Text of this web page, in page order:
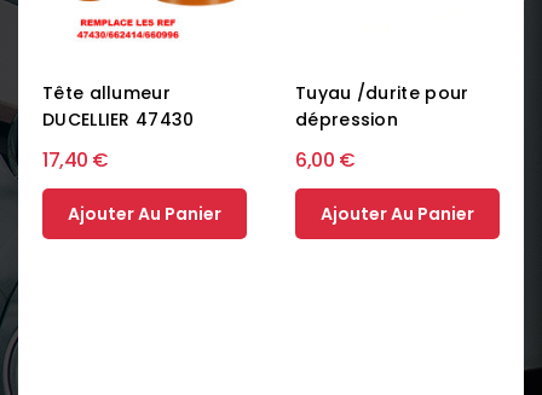
Tête allumeur
DUCELLIER 47430
17,40 €
Ajouter Au Panier
Tuyau /durite pour
dépression
6,00 €
Ajouter Au Panier